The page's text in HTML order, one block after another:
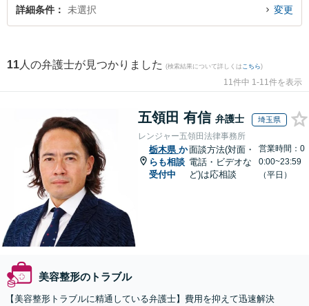
索したい』『初回相談無料で美容整形のトラブルを法律相談できる栃木県内の
詳細条件 未選択 変更
11 人の弁護士が見つかりました (検索結果について詳しくは こちら)
11件中 1-11件を表示
五領田 有信 弁護士 埼玉県
レンジャー五領田法律事務所
栃木県 か
らも相談
受付中
面談方法(対面・
電話・ビデオな
ど)は応相談
営業時間：0
0:00~23:59
（平日）
美容整形のトラブル
【美容整形トラブルに精通している弁護士】費用を抑えて迅速解決